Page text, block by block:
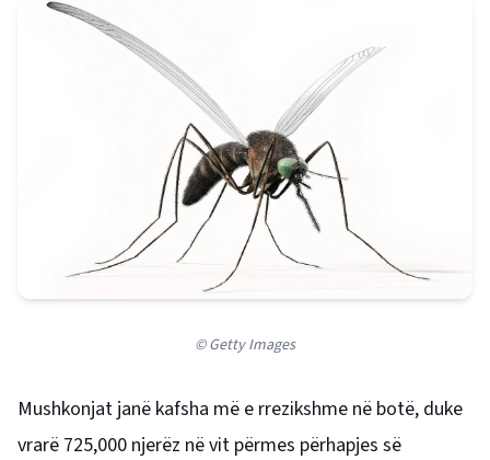
© Getty Images
Mushkonjat janë kafsha më e rrezikshme në botë, duke
vrarë 725,000 njerëz në vit përmes përhapjes së